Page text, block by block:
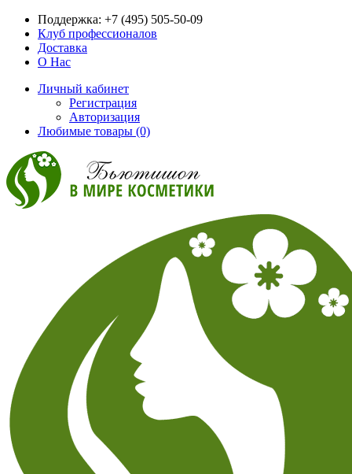
Поддержка: +7 (495) 505-50-09
Клуб профессионалов
Доставка
О Нас
Личный кабинет
Регистрация
Авторизация
Любимые товары (0)